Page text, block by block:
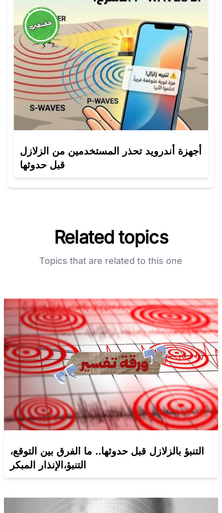
أجهزة أندرويد تحذر المستخدمين من الزلازل
قبل حدوثها
Related topics
Topics that are related to this one
التنبؤ بالزلازل قبل حدوثها.. ما الفرق بين التوقع،
التنبؤ،الإنذار المبكر